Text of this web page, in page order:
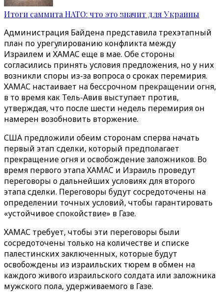
Итоги саммита НАТО: что это значит для Украины
Администрация Байдена представила трехэтапный
план по урегулированию конфликта между
Израилем и ХАМАС еще в мае. Обе стороны
согласились принять условия предложения, но у них
возникли споры из-за вопроса о сроках перемирия.
ХАМАС настаивает на бессрочном прекращении огня,
в то время как Тель-Авив выступает против,
утверждая, что после шести недель перемирия он
намерен возобновить вторжение.
США предложили обеим сторонам сперва начать
первый этап сделки, который предполагает
прекращение огня и освобождение заложников. Во
время первого этапа ХАМАС и Израиль проведут
переговоры о дальнейших условиях для второго
этапа сделки. Переговоры будут сосредоточены на
определении точных условий, чтобы гарантировать
«устойчивое спокойствие» в Газе.
ХАМАС требует, чтобы эти переговоры были
сосредоточены только на количестве и списке
палестинских заключенных, которые будут
освобождены из израильских тюрем в обмен на
каждого живого израильского солдата или заложника
мужского пола, удерживаемого в Газе.